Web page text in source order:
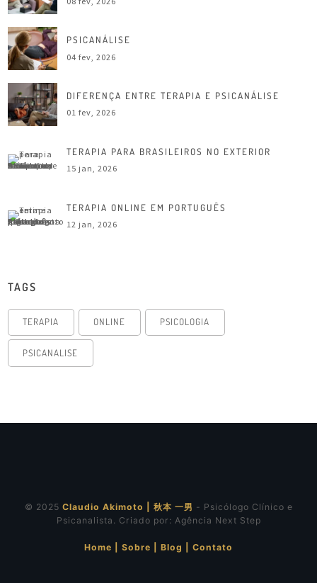
PSICANÁLISE
04 fev, 2026
DIFERENÇA ENTRE TERAPIA E PSICANÁLISE
01 fev, 2026
TERAPIA PARA BRASILEIROS NO EXTERIOR
15 jan, 2026
TERAPIA ONLINE EM PORTUGUÊS
12 jan, 2026
TAGS
TERAPIA ONLINE PSICOLOGIA
PSICANALISE
© 2025 Claudio Akimoto | 秋本 一男 - Psicólogo Clínico e
Psicanalista. Criado por: Agência Next Step
Home Sobre Blog Contato